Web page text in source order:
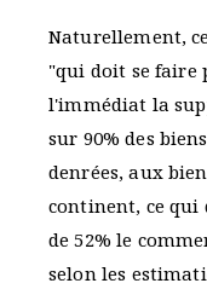
Naturellement,
"qui doit se faire
l'immédiat la
sur 90% des
denrées, aux
continent, ce
de 52% le
selon les